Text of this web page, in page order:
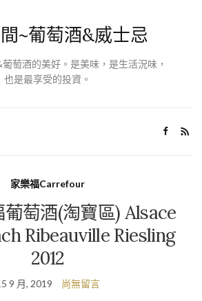
~葡萄酒&威士忌
萄酒的美好。是美味，是生活況味，
也是最享受的投資。
家樂福Carrefour
葡萄酒(淘寶區) Alsace
Ribeauville Riesling
2012
9 月, 2019 尚無留言